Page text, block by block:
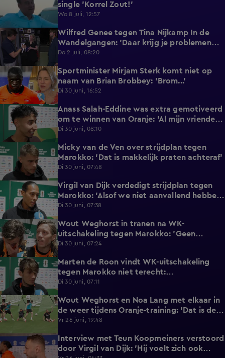
single 'Korrel Zout!'
Wo 8 juli, 12:57
6:55
Wilfred Genee tegen Tina Nijkamp In de
Wandelgangen: 'Daar krijg je problemen
mee!'
Do 2 juli, 08:20
1:18
Sportminister Mirjam Sterk komt niet op
naam van Brian Brobbey: 'Brom...'
Di 30 juni, 16:52
3:02
Anass Salah-Eddine was extra gemotiveerd
om te winnen van Oranje: 'Al mijn vrienden
zijn Nederlands!'
Di 30 juni, 08:10
1:44
Micky van de Ven over strijdplan tegen
Marokko: 'Dat is makkelijk praten achteraf'
Di 30 juni, 07:48
Virgil van Dijk verdedigt strijdplan tegen
Marokko: 'Alsof we niet aanvallend hebben
gedacht?'
Di 30 juni, 07:38
3:49
Wout Weghorst in tranen na WK-
uitschakeling tegen Marokko: 'Geen
moment rekening mee gehouden'
Di 30 juni, 07:24
3:26
Marten de Roon vindt WK-uitschakeling
tegen Marokko niet terecht:
'Gelijkwaardige pot'
Di 30 juni, 07:11
2:58
Wout Weghorst en Noa Lang met elkaar in
de weer tijdens Oranje-training: 'Dat is de
tweede keer!'
Vr 26 juni, 19:48
2:43
Interview met Teun Koopmeiners verstoord
door Virgil van Dijk: 'Hij voelt zich ook